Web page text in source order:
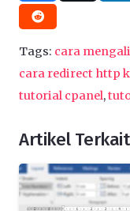
Tags: cara
cara redirect http
tutorial cpanel,
Artikel Terkait